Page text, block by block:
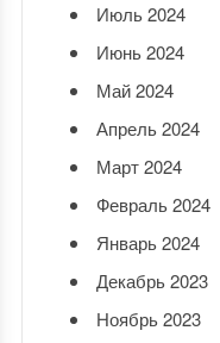
Июль 2024
Июнь 2024
Май 2024
Апрель 2024
Март 2024
Февраль 2024
Январь 2024
Декабрь 2023
Ноябрь 2023